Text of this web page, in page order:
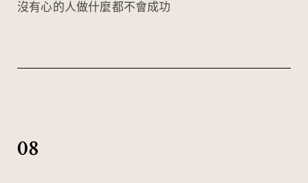
沒有心的人做什麼都不會成功
08